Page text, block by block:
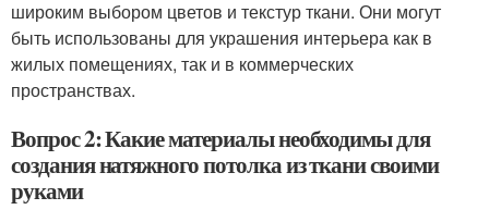
широким выбором цветов и текстур ткани. Они могут
быть использованы для украшения интерьера как в
жилых помещениях, так и в коммерческих
пространствах.
Вопрос 2: Какие материалы необходимы для
создания натяжного потолка из ткани своими
руками